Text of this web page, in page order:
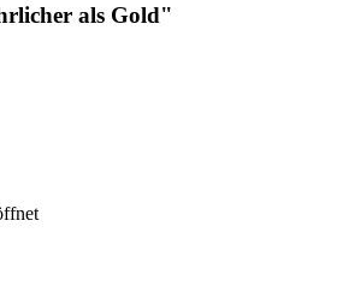
als Gold"